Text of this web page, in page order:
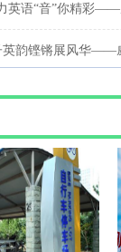
绘青春 书香满
2026-
英语“音”你精彩
英韵铿锵展风华——